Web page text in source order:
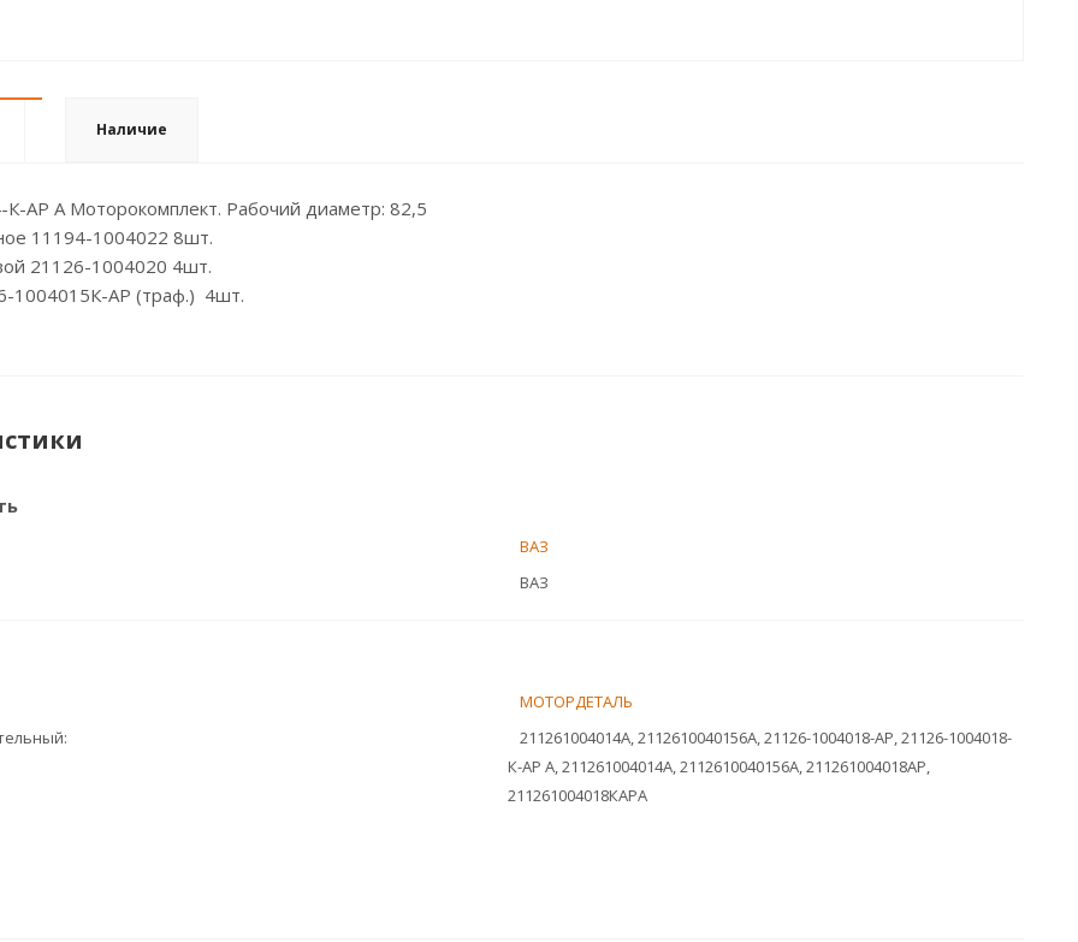
Наличие
АР A Моторокомплект. Рабочий диаметр: 82,5
11194-1004022 8шт.
21126-1004020 4шт.
1004015К-АР (траф.) 4шт.
ВАЗ
ВАЗ
МОТОРДЕТАЛЬ
211261004014A, 2112610040156A, 21126-1004018-АР, 21126-1004018-
К-АР A, 211261004014A, 2112610040156A, 211261004018АР,
211261004018КАРA